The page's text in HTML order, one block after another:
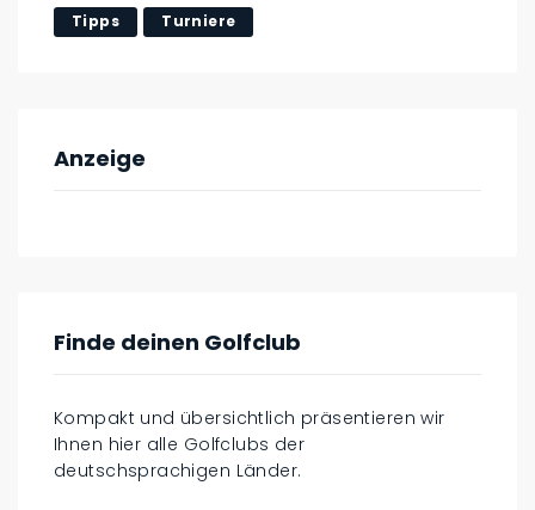
Tipps Turniere
Anzeige
Finde deinen Golfclub
Kompakt und übersichtlich präsentieren wir
Ihnen hier alle Golfclubs der
deutschsprachigen Länder.